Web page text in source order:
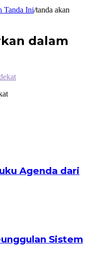
Tanda Ini/tanda akan
dalam
Agenda dari
Sistem